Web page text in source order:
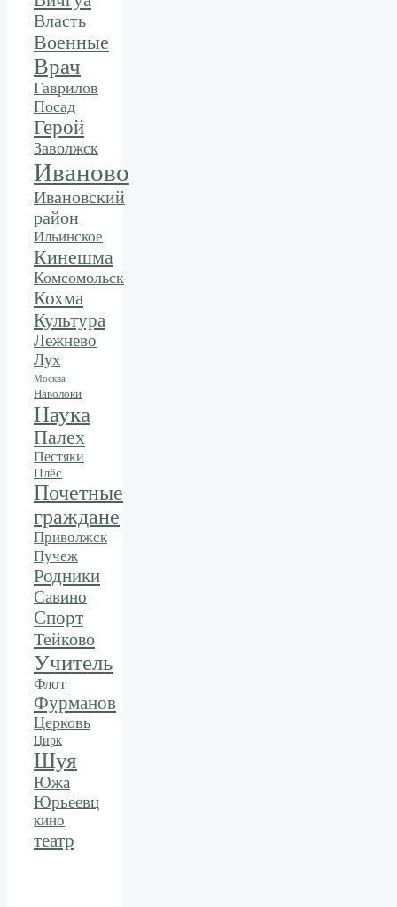
Власть
Военные
Врач
Гаврилов
Посад
Герой
Заволжск
Иваново
Ивановский
район
Ильинское
Кинешма
Комсомольск
Кохма
Культура
Лежнево
Лух
Москва
Наволоки
Наука
Палех
Пестяки
Плёс
Почетные
граждане
Приволжск
Пучеж
Родники
Савино
Спорт
Тейково
Учитель
Флот
Фурманов
Церковь
Цирк
Шуя
Южа
Юрьеевц
кино
театр